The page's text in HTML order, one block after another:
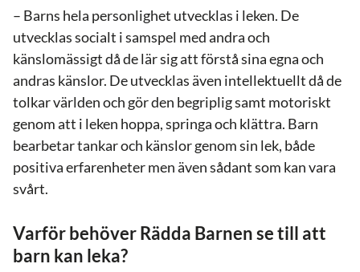
– Barns hela personlighet utvecklas i leken. De
utvecklas socialt i samspel med andra och
känslomässigt då de lär sig att förstå sina egna och
andras känslor. De utvecklas även intellektuellt då de
tolkar världen och gör den begriplig samt motoriskt
genom att i leken hoppa, springa och klättra. Barn
bearbetar tankar och känslor genom sin lek, både
positiva erfarenheter men även sådant som kan vara
svårt.
Varför behöver Rädda Barnen se till att
barn kan leka?